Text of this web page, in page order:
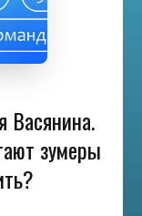
зумеры